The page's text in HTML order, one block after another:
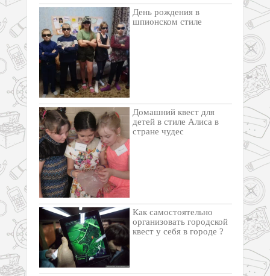
День рождения в
шпионском стиле
Домашний квест для
детей в стиле Алиса в
стране чудес
Как самостоятельно
организовать городской
квест у себя в городе ?